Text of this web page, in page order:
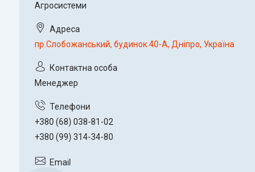
Агросистеми
пр.Слобожанський, будинок 40-А, Дніпро, Україна
Менеджер
+380 (68) 038-81-02
+380 (99) 314-34-80